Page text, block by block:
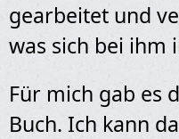
gearbeitet und
was sich bei ihm
Für mich gab es
Buch. Ich kann